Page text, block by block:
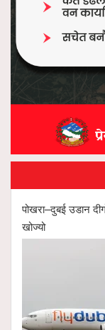
पोखरा–दुबई उडान
खोज्यो